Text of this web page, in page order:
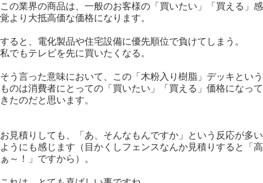
この業界の商品は、一般のお客様の「買いたい」「買える」感
覚より大抵高価な価格になります。
すると、電化製品や住宅設備に優先順位で負けてしまう。
私でもテレビを先に買いたくなる。
そう言った意味において、この「木粉入り樹脂」デッキという
ものは消費者にとっての「買いたい」「買える」価格になって
きたのだと思います。
お見積りしても、「あ、そんなもんですか」という反応が多い
ようにも感じます（目かくしフェンスなんか見積りすると「高
ぁ～！」ですから）。